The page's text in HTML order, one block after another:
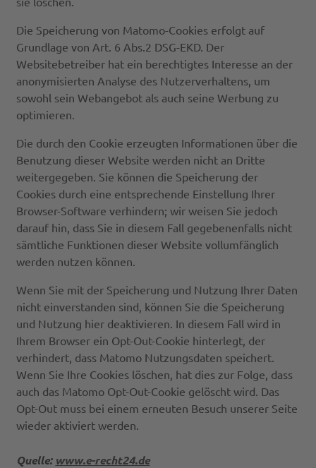
Die Speicherung von Matomo-Cookies erfolgt auf
Grundlage von Art. 6 Abs.2 DSG-EKD. Der
Websitebetreiber hat ein berechtigtes Interesse an der
anonymisierten Analyse des Nutzerverhaltens, um
sowohl sein Webangebot als auch seine Werbung zu
optimieren.
Die durch den Cookie erzeugten Informationen über die
Benutzung dieser Website werden nicht an Dritte
weitergegeben. Sie können die Speicherung der
Cookies durch eine entsprechende Einstellung Ihrer
Browser-Software verhindern; wir weisen Sie jedoch
darauf hin, dass Sie in diesem Fall gegebenenfalls nicht
sämtliche Funktionen dieser Website vollumfänglich
werden nutzen können.
Wenn Sie mit der Speicherung und Nutzung Ihrer Daten
nicht einverstanden sind, können Sie die Speicherung
und Nutzung hier deaktivieren. In diesem Fall wird in
Ihrem Browser ein Opt-Out-Cookie hinterlegt, der
verhindert, dass Matomo Nutzungsdaten speichert.
Wenn Sie Ihre Cookies löschen, hat dies zur Folge, dass
auch das Matomo Opt-Out-Cookie gelöscht wird. Das
Opt-Out muss bei einem erneuten Besuch unserer Seite
wieder aktiviert werden.
Quelle: www.e-recht24.de